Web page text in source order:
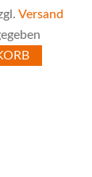
Versand